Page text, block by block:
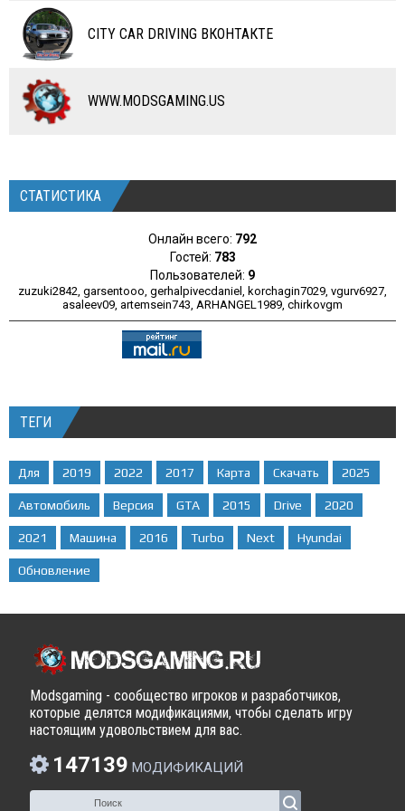
ЧИТЫ
ПРОГРАММЫ
РАЗНОЕ
CITY CAR DRIVING ВКОНТАКТЕ
WWW.MODSGAMING.US
СТАТИСТИКА
Онлайн всего: 792
Гостей: 783
Пользователей: 9
zuzuki2842, garsentooo, gerhalpivecdaniel , korchagin7029, vgurv6927,
asaleev09, artemsein743, ARHANGEL1989, chirkovgm
ТЕГИ
Для 2019 2022 2017 Карта Скачать 2025
Автомобиль Версия GTA 2015 Drive 2020
2021 Машина 2016 Turbo Next Hyundai
Обновление
Modsgaming - сообщество игроков и разработчиков,
которые делятся модификациями, чтобы сделать игру
настоящим удовольствием для вас.
147139 МОДИФИКАЦИЙ